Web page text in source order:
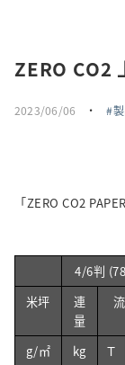
ZERO CO2
2023/06/06 ・
「ZERO CO2
4/6判
米坪
連
量
g/㎡ kg Ｔ